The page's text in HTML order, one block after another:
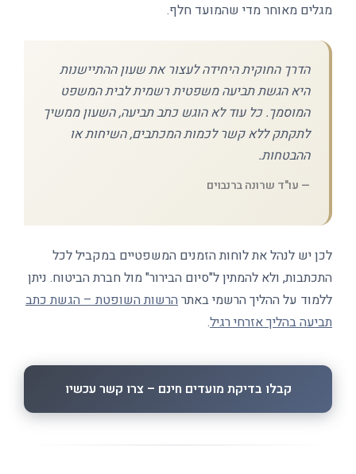
מגלים מאוחר מדי שהמועד חלף.
הדרך החוקית היחידה לעצור את שעון ההתיישנות
היא הגשת תביעה משפטית רשמית לבית המשפט
המוסמך. כל עוד לא הוגש כתב תביעה, השעון ממשיך
לתקתק ללא קשר לכמות המכתבים, השיחות או
ההבטחות.
— עו"ד שרונה ברנבוים
לכן יש לנהל את לוחות הזמנים המשפטיים במקביל לכל
התכתבות, ולא להמתין ל"סיום הבירור" מול חברת הביטוח. ניתן
ללמוד על ההליך הרשמי באתרהרשות השופטת – הגשת כתב
תביעה בהליך אזרחי רגיל.
קבלו בדיקת מועדים חינם – צרו קשר עכשיו